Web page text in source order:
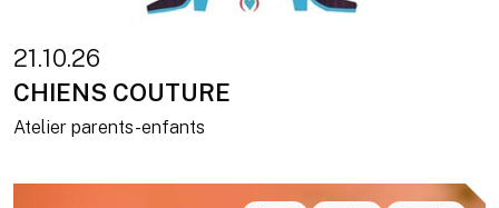
21.10.26
CHIENS COUTURE
Atelier parents-enfants